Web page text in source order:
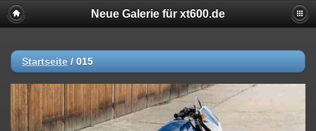
Neue Galerie für xt600.de
Startseite / 015